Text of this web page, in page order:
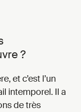
?
et c’est l’un
intemporel. Il a
de très